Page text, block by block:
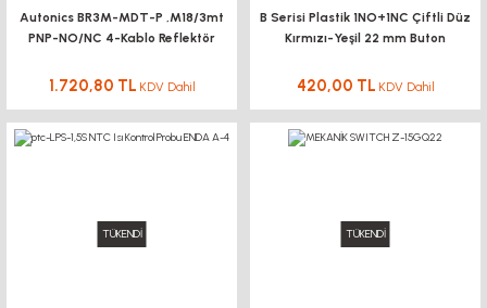
Autonics BR3M-MDT-P ,M18/3mt
PNP-NO/NC 4-Kablo Reflektör
1.720,80 TL KDV Dahil
B Serisi Plastik 1NO+1NC Çiftli Düz
Kırmızı-Yeşil 22 mm Buton
420,00 TL KDV Dahil
TÜKENDİ TÜKENDİ